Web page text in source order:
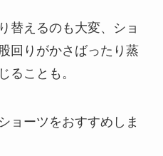
替えるのも大変、ショ
回りがかさばったり蒸
ることも。
ョーツをおすすめしま